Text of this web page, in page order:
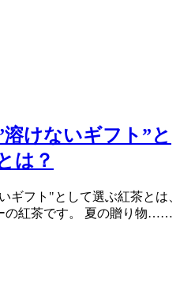
けないギフト”と
は？
ギフト"として選ぶ紅茶とは、
の紅茶です。 夏の贈り物……